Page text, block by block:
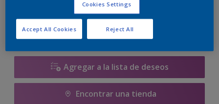
Calculadora de pintura
Calcular
Agregar a la lista de deseos
Encontrar una tienda
Cookies Settings
Reject All
Accept All Cookies